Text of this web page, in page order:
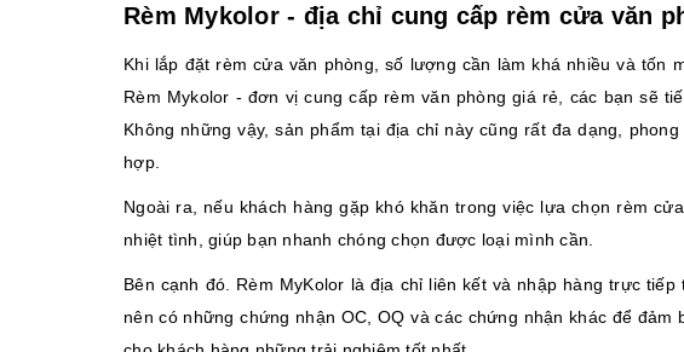
Rèm Mykolor - địa chỉ cung cấp rèm cửa văn
Khi lắp đặt rèm cửa văn phòng, số lượng cần làm khá nhiều và tốn
Rèm Mykolor - đơn vị cung cấp rèm văn phòng giá rẻ, các bạn sẽ
Không những vậy, sản phẩm tại địa chỉ này cũng rất đa dạng,
hợp.
Ngoài ra, nếu khách hàng gặp khó khăn trong việc lựa chọn rèm
nhiệt tình, giúp bạn nhanh chóng chọn được loại mình cần.
Bên cạnh đó. Rèm MyKolor là địa chỉ liên kết và nhập hàng trực
nên có những chứng nhận OC, OQ và các chứng nhận khác để